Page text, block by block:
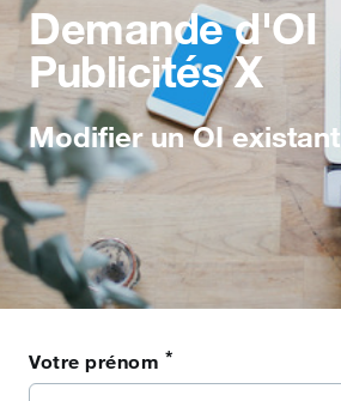
Demande d'OI
Publicités X
Modifier un OI existant
Votre prénom *